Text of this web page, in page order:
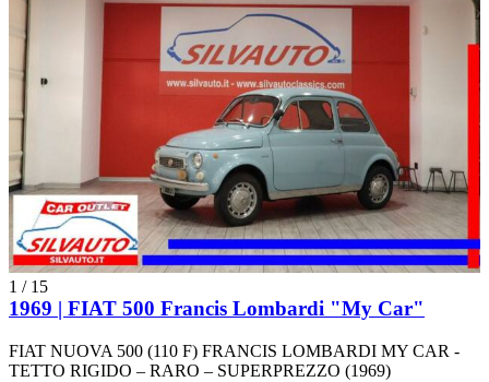
1 / 15
1969 | FIAT 500 Francis Lombardi "My Car"
FIAT NUOVA 500 (110 F) FRANCIS LOMBARDI MY CAR -
TETTO RIGIDO – RARO – SUPERPREZZO (1969)